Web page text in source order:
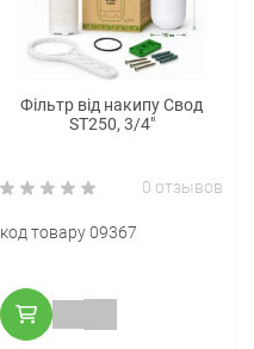
Фільтр від накипу Свод
ST250, 3/4"
0 отзывов
код товару 09367